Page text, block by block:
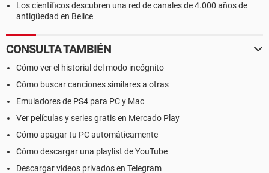
Los científicos descubren una red de canales de 4.000 años de
antigüedad en Belice
CONSULTA TAMBIÉN
Cómo ver el historial del modo incógnito
Cómo buscar canciones similares a otras
Emuladores de PS4 para PC y Mac
Ver películas y series gratis en Mercado Play
Cómo apagar tu PC automáticamente
Cómo descargar una playlist de YouTube
Descargar videos privados en Telegram